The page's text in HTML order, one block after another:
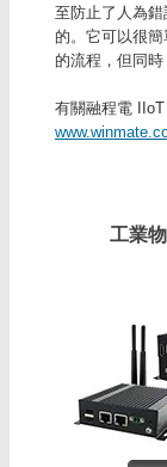
至防止了人為
的。它可以很
的流程，但同
有關融程電
工業